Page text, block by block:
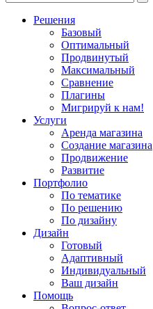
Решения
Базовый
Оптимальный
Продвинутый
Максимальный
Сравнение
Плагины
Мигрируй к нам!
Услуги
Аренда магазина
Создание магазина
Продвижение
Развитие
Портфолио
По тематике
По решению
По дизайну
Дизайн
Готовый
Адаптивный
Индивидуальный
Ваш дизайн
Помощь